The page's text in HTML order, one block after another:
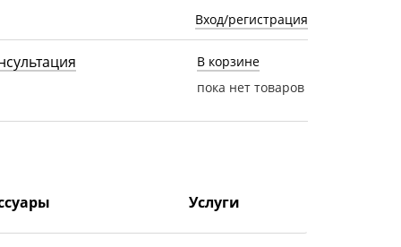
Вход/регистрация
В корзине
пока нет товаров
Услуги